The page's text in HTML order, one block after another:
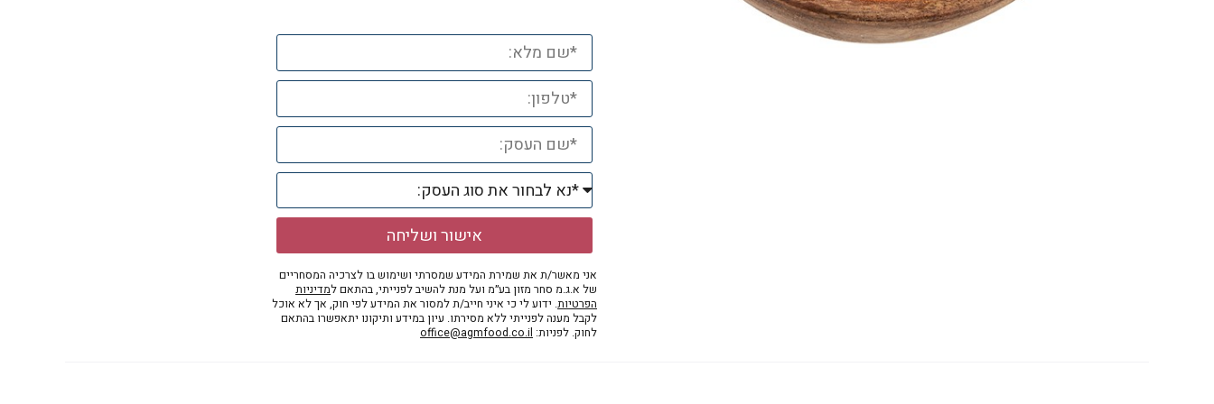
אישור ושליחה
אני מאשר/ת את שמירת המידע שמסרתי ושימוש בו לצרכיה המסחריים
של א.ג.מ סחר מזון בע״מ ועל מנת להשיב לפנייתי, בהתאם למדיניות
הפרטיות. ידוע לי כי איני חייב/ת למסור את המידע לפי חוק, אך לא אוכל
לקבל מענה לפנייתי ללא מסירתו. עיון במידע ותיקונו יתאפשרו בהתאם
לחוק. לפניות: office@agmfood.co.il